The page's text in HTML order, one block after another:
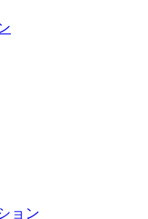
ョン